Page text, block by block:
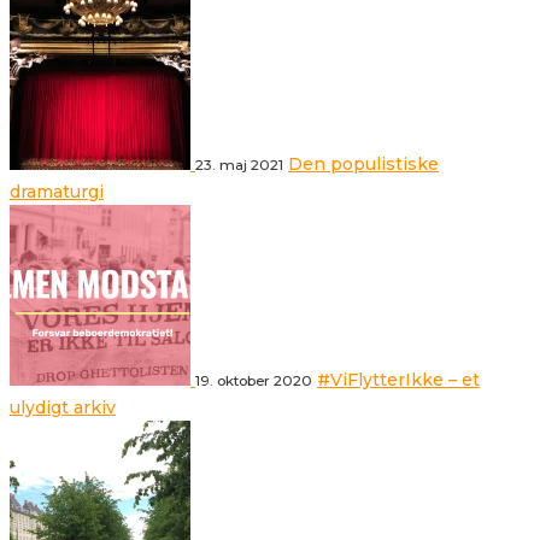
23. maj 2021 Den populistiske
dramaturgi
19. oktober 2020 #ViFlytterIkke – et
ulydigt arkiv